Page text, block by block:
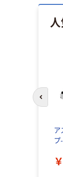
ア
プ
前のス